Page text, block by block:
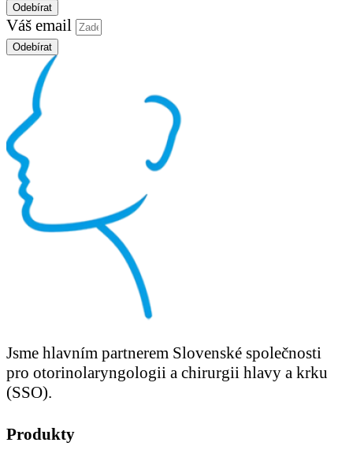
Odebírat
Váš email
Odebírat
Jsme hlavním partnerem Slovenské společnosti
pro otorinolaryngologii a chirurgii hlavy a krku
(SSO).
Produkty